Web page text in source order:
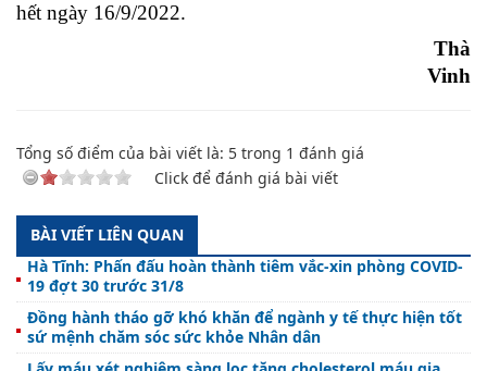
hết ngày 16/9/2022.
Vinh
Tổng số điểm của bài viết là: 5 trong 1 đánh giá
Click để đánh giá bài viết
BÀI VIẾT LIÊN QUAN
Hà Tĩnh: Phấn đấu hoàn thành tiêm vắc-xin phòng COVID-
19 đợt 30 trước 31/8
Đồng hành tháo gỡ khó khăn để ngành y tế thực hiện tốt
sứ mệnh chăm sóc sức khỏe Nhân dân